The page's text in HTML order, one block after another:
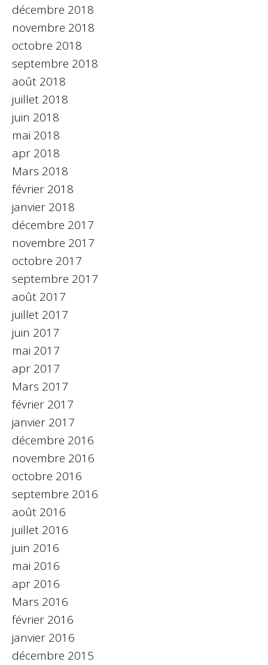
décembre 2018
novembre 2018
octobre 2018
septembre 2018
août 2018
juillet 2018
juin 2018
mai 2018
apr 2018
Mars 2018
février 2018
janvier 2018
décembre 2017
novembre 2017
octobre 2017
septembre 2017
août 2017
juillet 2017
juin 2017
mai 2017
apr 2017
Mars 2017
février 2017
janvier 2017
décembre 2016
novembre 2016
octobre 2016
septembre 2016
août 2016
juillet 2016
juin 2016
mai 2016
apr 2016
Mars 2016
février 2016
janvier 2016
décembre 2015